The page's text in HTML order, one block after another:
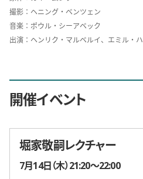
撮影：ヘニング・ベンツェン
音楽：ポウル・シーアベック
出演：ヘンリク・マルベルイ、エミル・
開催イベント
堀家敬嗣レクチャー
開催日時
7月14日（木）21:20〜22:00